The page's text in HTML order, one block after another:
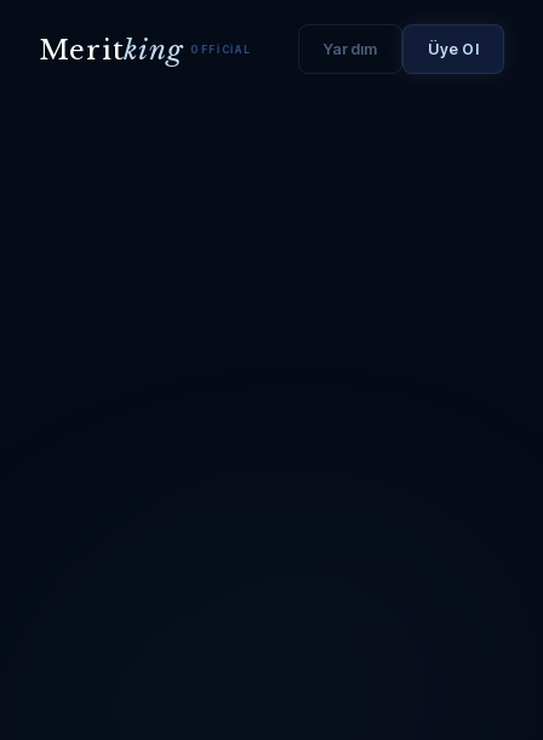
Meritking OFFICIAL Yardım Üye Ol